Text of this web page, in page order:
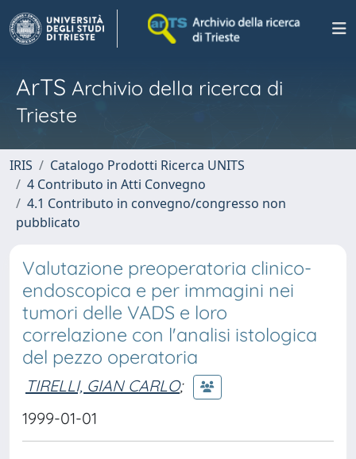
ArTS Archivio della ricerca di
Trieste
IRIS
Catalogo Prodotti Ricerca UNITS
4 Contributo in Atti Convegno
4.1 Contributo in convegno/congresso non
pubblicato
Valutazione preoperatoria clinico-
endoscopica e per immagini nei
tumori delle VADS e loro
correlazione con l'analisi istologica
del pezzo operatoria
TIRELLI, GIAN CARLO;
1999-01-01